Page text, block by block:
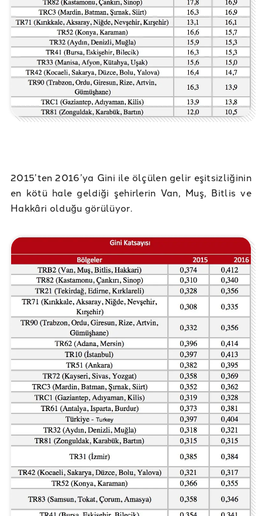
2015’ten 2016’ya Gini ile ölçülen gelir eşitsizliğinin
en kötü hale geldiği şehirlerin Van, Muş, Bitlis ve
Hakkâri olduğu görülüyor.